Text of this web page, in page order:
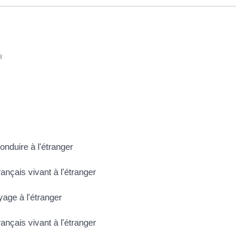
à l'étranger
vivant à l'étranger
à l'étranger
vivant à l'étranger